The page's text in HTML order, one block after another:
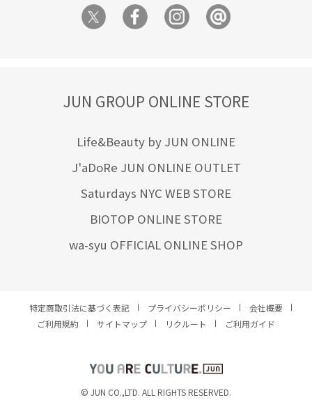
JUN GROUP ONLINE STORE
Life&Beauty by JUN ONLINE
J'aDoRe JUN ONLINE OUTLET
Saturdays NYC WEB STORE
BIOTOP ONLINE STORE
wa-syu OFFICIAL ONLINE SHOP
特定商取引法に基づく表記 プライバシーポリシー
会社概要
ご利用規約
サイトマップ リクルート ご利用ガイド
© JUN CO.,LTD. ALL RIGHTS RESERVED.